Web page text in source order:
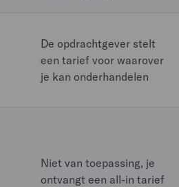
De opdrachtgever stelt
een tarief voor waarover
je kan onderhandelen
Niet van toepassing, je
ontvangt een all-in tarief